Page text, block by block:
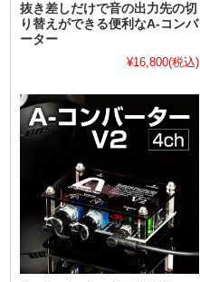
抜き差しだけで音の出力先の切
り替えができる便利なA-コンバ
ーター
¥16,800(税込)